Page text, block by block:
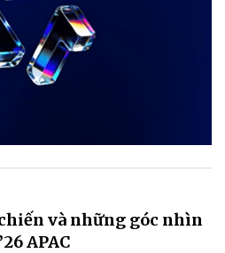
và những góc nhìn
APAC